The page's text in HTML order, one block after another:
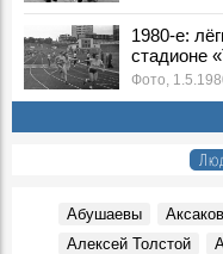
Ульяновские
рынок
События, 7 Августа 1993
Из записок Г.А.
Лауреат Нобелевской
Ленинском мемориале
"Кроме очень
Первая русская
1980-е:
стадионе
Фото,
Абушаевы Аксаков
Алексей Толстой